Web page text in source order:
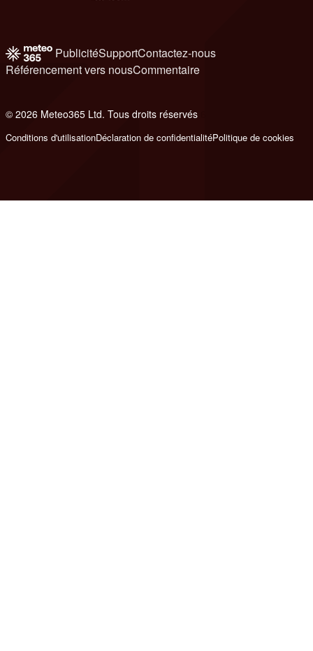
PublicitéSupportContactez-nous
Référencement vers nousCommentaire
© 2026 Meteo365 Ltd. Tous droits réservés
Conditions d'utilisationDéclaration de confidentialitéPolitique de cookies